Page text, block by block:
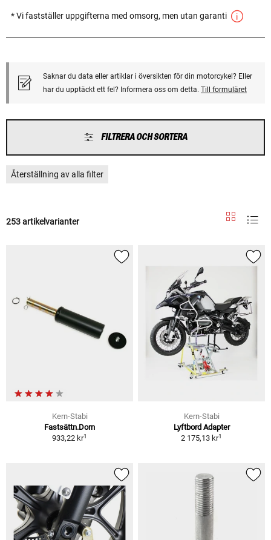
* Vi fastställer uppgifterna med omsorg, men utan garanti
Saknar du data eller artiklar i översikten för din motorcykel? Eller
har du upptäckt ett fel? Informera oss om detta. Till formuläret
FILTRERA OCH SORTERA
Återställning av alla filter
253 artikelvarianter
Kern-Stabi
Fastsättn.Dorn
933,22 kr1
Kern-Stabi
Lyftbord Adapter
2 175,13 kr1